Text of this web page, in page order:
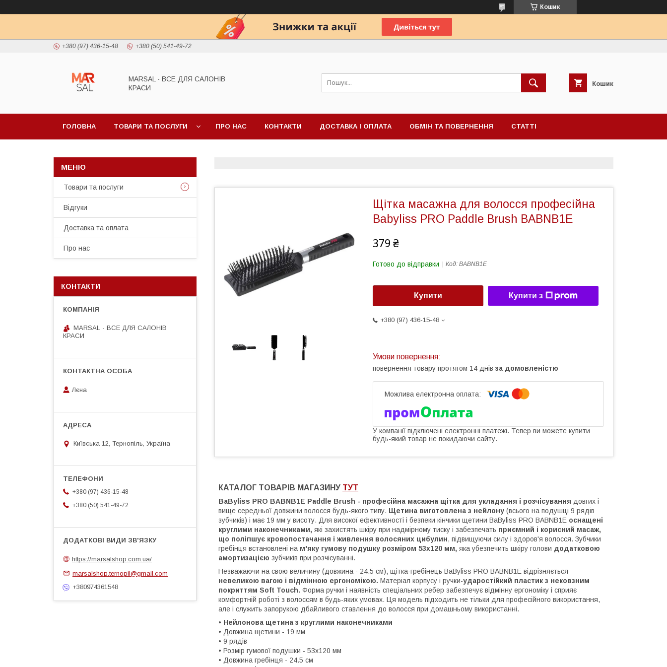
Кошик
+380 (97) 436-15-48 +380 (50) 541-49-72
MARSAL - ВСЕ ДЛЯ САЛОНІВ
КРАСИ
Кошик
ГОЛОВНА ТОВАРИ ТА ПОСЛУГИ ПРО НАС КОНТАКТИ ДОСТАВКА І ОПЛАТА ОБМІН ТА ПОВЕРНЕННЯ СТАТТІ
Щітка масажна для волосся професійна
Babyliss PRO Paddle Brush BABNB1E
379 ₴
Готово до відправки Код: BABNB1E
Купити Купити з
+380 (97) 436-15-48
повернення товару протягом 14 днів за домовленістю
У компанії підключені електронні платежі. Тепер ви можете купити
будь-який товар не покидаючи сайту.
КАТАЛОГ ТОВАРІВ МАГАЗИНУ ТУТ
BaByliss PRO BABNB1E Paddle Brush - професійна масажна щітка для укладання і розчісування довгих і
вище середньої довжини волосся будь-якого типу. Щетина виготовлена з нейлону (всього на подушці 9 рядів
зубчиків) і має 19 мм у висоту. Для високої ефективності і безпеки кінчики щетини BaByliss PRO BABNB1E оснащені
круглими наконечниками, які захистять шкіру при надмірному тиску і забезпечать приємний і корисний масаж,
що поліпшує кровопостачання і живлення волосяних цибулин, підвищуючи силу і здоров'я волосся. Зубчики
гребінця встановлені на м'яку гумову подушку розміром 53х120 мм, яка убезпечить шкіру голови додатковою
амортизацією зубчиків при розчісуванні.
Незважаючи на свою величину (довжина - 24.5 см), щітка-гребінець BaByliss PRO BABNB1E відрізняється
невеликою вагою і відмінною ергономікою. Матеріал корпусу і ручки-ударостійкий пластик з нековзним
покриттям Soft Touch. Форма ручки і наявність спеціальних ребер забезпечує відмінну ергономіку і сприяє
комфортній роботі з волоссям в будь-яких умовах. Ця модель підходить не тільки для професійного використання,
але і служить запорукою дбайливого ставлення до волосся при домашньому використанні.
• Нейлонова щетина з круглими наконечниками
• Довжина щетини - 19 мм
• 9 рядів
• Розмір гумової подушки - 53х120 мм
• Довжина гребінця - 24.5 см
Товари та послуги
Відгуки
Доставка та оплата
Про нас
КОНТАКТИ
MARSAL - ВСЕ ДЛЯ САЛОНІВ
КРАСИ
Лєна
Київська 12, Тернопіль, Україна
+380 (97) 436-15-48
+380 (50) 541-49-72
https://marsalshop.com.ua/
marsalshop.ternopil@gmail.com
+380974361548